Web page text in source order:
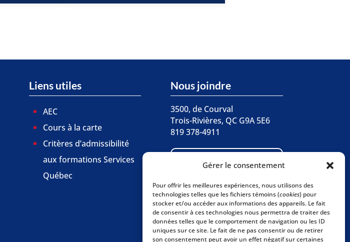
Gérer le consentement
Pour offrir les meilleures expériences, nous utilisons des
technologies telles que les fichiers témoins (cookies) pour
stocker et/ou accéder aux informations des appareils. Le fait
de consentir à ces technologies nous permettra de traiter des
données telles que le comportement de navigation ou les ID
uniques sur ce site. Le fait de ne pas consentir ou de retirer
son consentement peut avoir un effet négatif sur certaines
Liens utiles
AEC
Cours à la carte
Critères d’admissibilité
aux formations Services
Québec
Nous joindre
3500, de Courval
Trois-Rivières, QC G9A 5E6
819 378-4911
Écrivez-nous

Abonnez-vous à
l'infolettre